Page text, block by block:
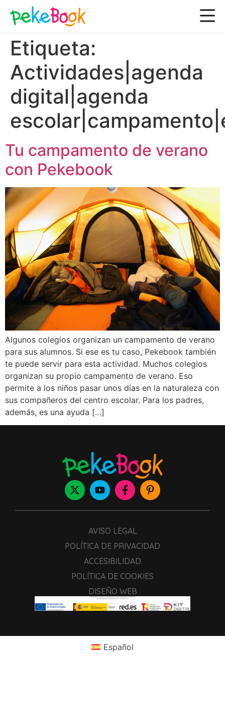
Etiqueta:
Actividades|agenda
digital|agenda
Tu campamento de verano
con Pekebook
Algunos colegios organizan un campamento de verano
para sus alumnos. Si ese es tu caso, Pekebook también
te puede servir para esta actividad. Muchos colegios
organizan su propio campamento de verano. Eso
permite a los niños pasar unos días en la naturaleza con
sus compañeros del centro escolar. Para los padres,
además, es una ayuda […]
AVISO LEGAL
POLÍTICA DE PRIVACIDAD
ACCESIBILIDAD
POLÍTICA DE COOKIES
DISEÑO WEB
Español